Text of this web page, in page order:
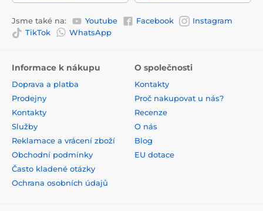
Jsme také na: Youtube Facebook
Instagram
TikTok
WhatsApp
Informace k nákupu
Doprava a platba
Prodejny
Kontakty
Služby
Reklamace a vrácení zboží
Obchodní podmínky
Často kladené otázky
Ochrana osobních údajů
O společnosti
Kontakty
Proč nakupovat u nás?
Recenze
O nás
Blog
EU dotace